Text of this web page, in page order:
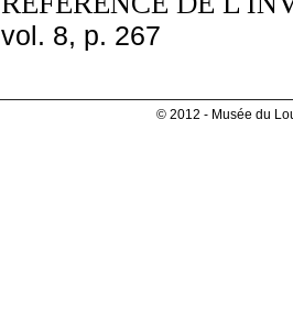
vol. 8, p. 267
© 2012 - Musée du